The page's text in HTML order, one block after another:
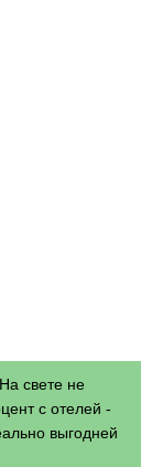
свете не
с отелей -
выгодней